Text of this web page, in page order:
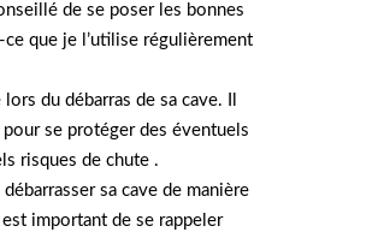
de se poser les bonnes
que je l’utilise régulièrement
du débarras de sa cave. Il
se protéger des éventuels
risques de chute .
sa cave de manière
important de se rappeler